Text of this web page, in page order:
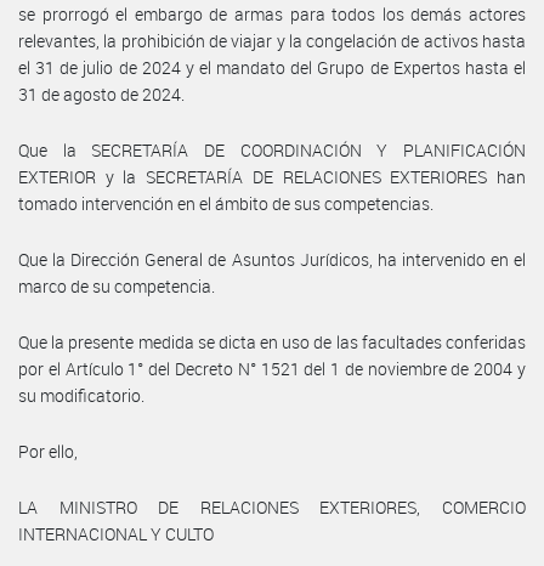
se prorrogó el embargo de armas para todos los demás actores
relevantes, la prohibición de viajar y la congelación de activos hasta
el 31 de julio de 2024 y el mandato del Grupo de Expertos hasta el
31 de agosto de 2024.
Que la SECRETARÍA DE COORDINACIÓN Y PLANIFICACIÓN
EXTERIOR y la SECRETARÍA DE RELACIONES EXTERIORES han
tomado intervención en el ámbito de sus competencias.
Que la Dirección General de Asuntos Jurídicos, ha intervenido en el
marco de su competencia.
Que la presente medida se dicta en uso de las facultades conferidas
por el Artículo 1° del Decreto N° 1521 del 1 de noviembre de 2004 y
su modificatorio.
Por ello,
LA MINISTRO DE RELACIONES EXTERIORES, COMERCIO
INTERNACIONAL Y CULTO